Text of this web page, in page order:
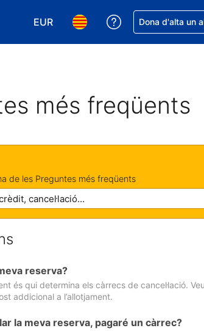
EUR
Tria la moneda. La moneda actual és
Tria l'idioma. L'idioma
Rep ajuda amb
Dona d'alta un
més freqüents
de les Preguntes més freqüents
reserva?
és qui determina els càrrecs de cancel·lació.
addicional a l’allotjament.
la meva reserva, pagaré un càrrec?